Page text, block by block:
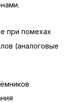
при помехах
(аналоговые